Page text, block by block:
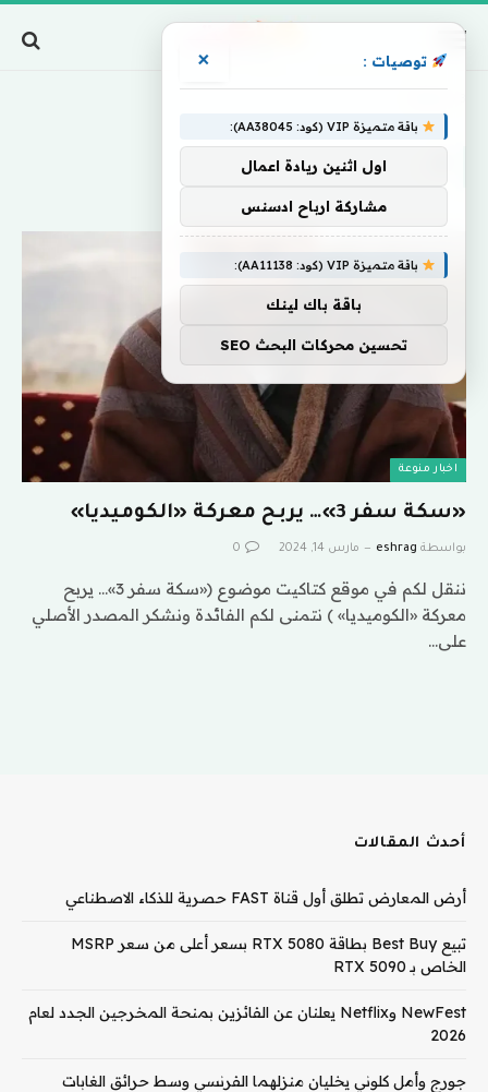
اخبار منوعة
«سكة سفر 3»… يربح معركة «الكوميديا»
بواسطة eshrag مارس 14, 2024 0
ننقل لكم في موقع كتاكيت موضوع («سكة سفر 3»… يربح
معركة «الكوميديا» ) نتمنى لكم الفائدة ونشكر المصدر الأصلي
على…
أحدث المقالات
أرض المعارض تطلق أول قناة FAST حصرية للذكاء الاصطناعي
تبيع Best Buy بطاقة RTX 5080 بسعر أعلى من سعر MSRP
الخاص بـ RTX 5090
NewFest وNetflix يعلنان عن الفائزين بمنحة المخرجين الجدد لعام
2026
جورج وأمل كلوني يخليان منزلهما الفرنسي وسط حرائق الغابات
توصيات : ×
باقة متميزة VIP (كود: AA38045):
اول اثنين ريادة اعمال
مشاركة ارباح ادسنس
باقة متميزة VIP (كود: AA11138):
باقة باك لينك
تحسين محركات البحث SEO